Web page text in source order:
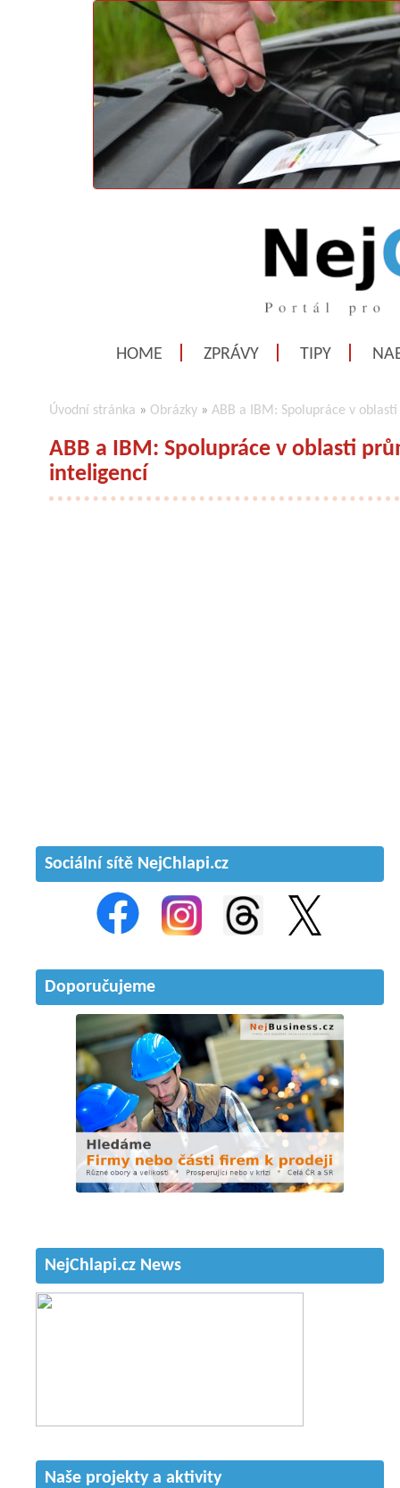
HOME ZPRÁVY TIPY
Úvodní stránka » Obrázky » ABB a IBM: Spolupráce v
ABB a IBM: Spolupráce v oblasti
inteligencí
Sociální sítě NejChlapi.cz
Doporučujeme
NejChlapi.cz News
Naše projekty a aktivity